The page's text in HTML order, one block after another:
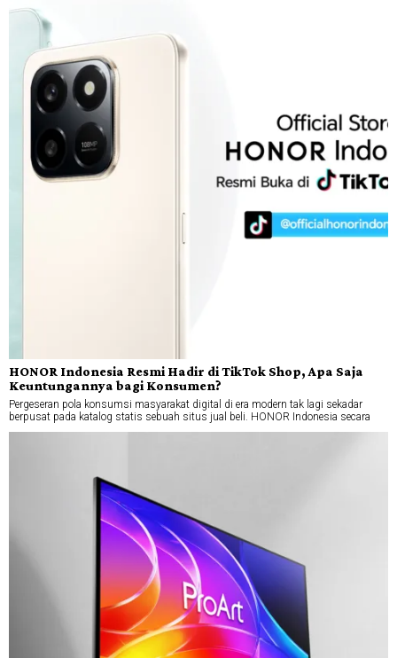
HONOR Indonesia Resmi Hadir di TikTok Shop, Apa Saja
Keuntungannya bagi Konsumen?
Pergeseran pola konsumsi masyarakat digital di era modern tak lagi sekadar
berpusat pada katalog statis sebuah situs jual beli. HONOR Indonesia secara